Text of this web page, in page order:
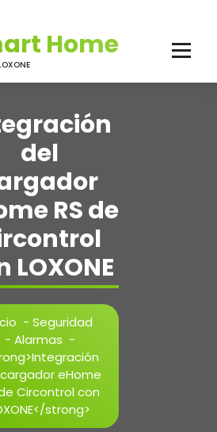
Home
del
RS de
LOXONE
- Seguridad
- Alarmas -
eHome
Circontrol con
strong>